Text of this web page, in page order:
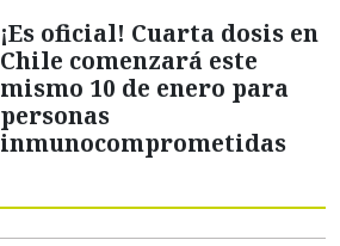
¡Es oficial! Cuarta dosis en
Chile comenzará este
mismo 10 de enero para
personas
inmunocomprometidas